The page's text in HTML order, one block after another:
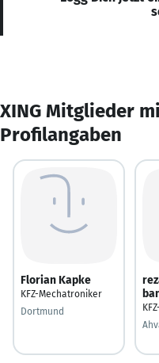
XING Mitglieder
Profilangaben
Florian Kapke
KFZ-Mechatroniker
Dortmund